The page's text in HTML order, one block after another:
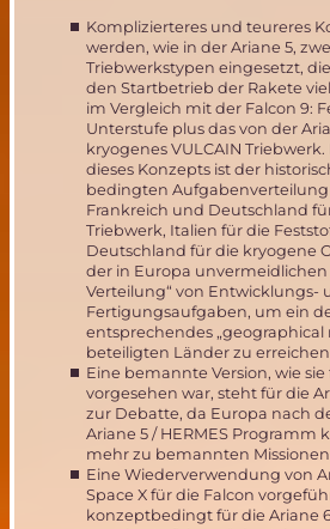
Komplizierteres und teureres
werden, wie in der Ariane 5,
Triebwerkstypen eingesetzt,
den Startbetrieb der Rakete
im Vergleich mit der Falcon 9:
Unterstufe plus das von der
kryogenes VULCAIN
dieses Konzepts ist der
bedingten
Frankreich und Deutschland
Triebwerk, Italien für die
Deutschland für die kryogene
der in Europa unvermeidlichen
Verteilung“ von Entwicklungs-
Fertigungsaufgaben, um ein
entsprechendes „geographical
beteiligten Länder zu erreichen
Eine bemannte Version, wie sie
vorgesehen war, steht für die
zur Debatte, da Europa nach
Ariane 5 / HERMES Programm
mehr zu bemannten
Eine Wiederverwendung von
Space X für die Falcon
konzeptbedingt für die Ariane